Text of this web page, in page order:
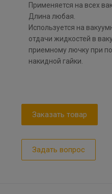
Применяется на всех
Длина любая.
Используется на
отдачи жидкостей в
приемному лючку при
накидной гайки.
Заказать товар
Задать вопрос